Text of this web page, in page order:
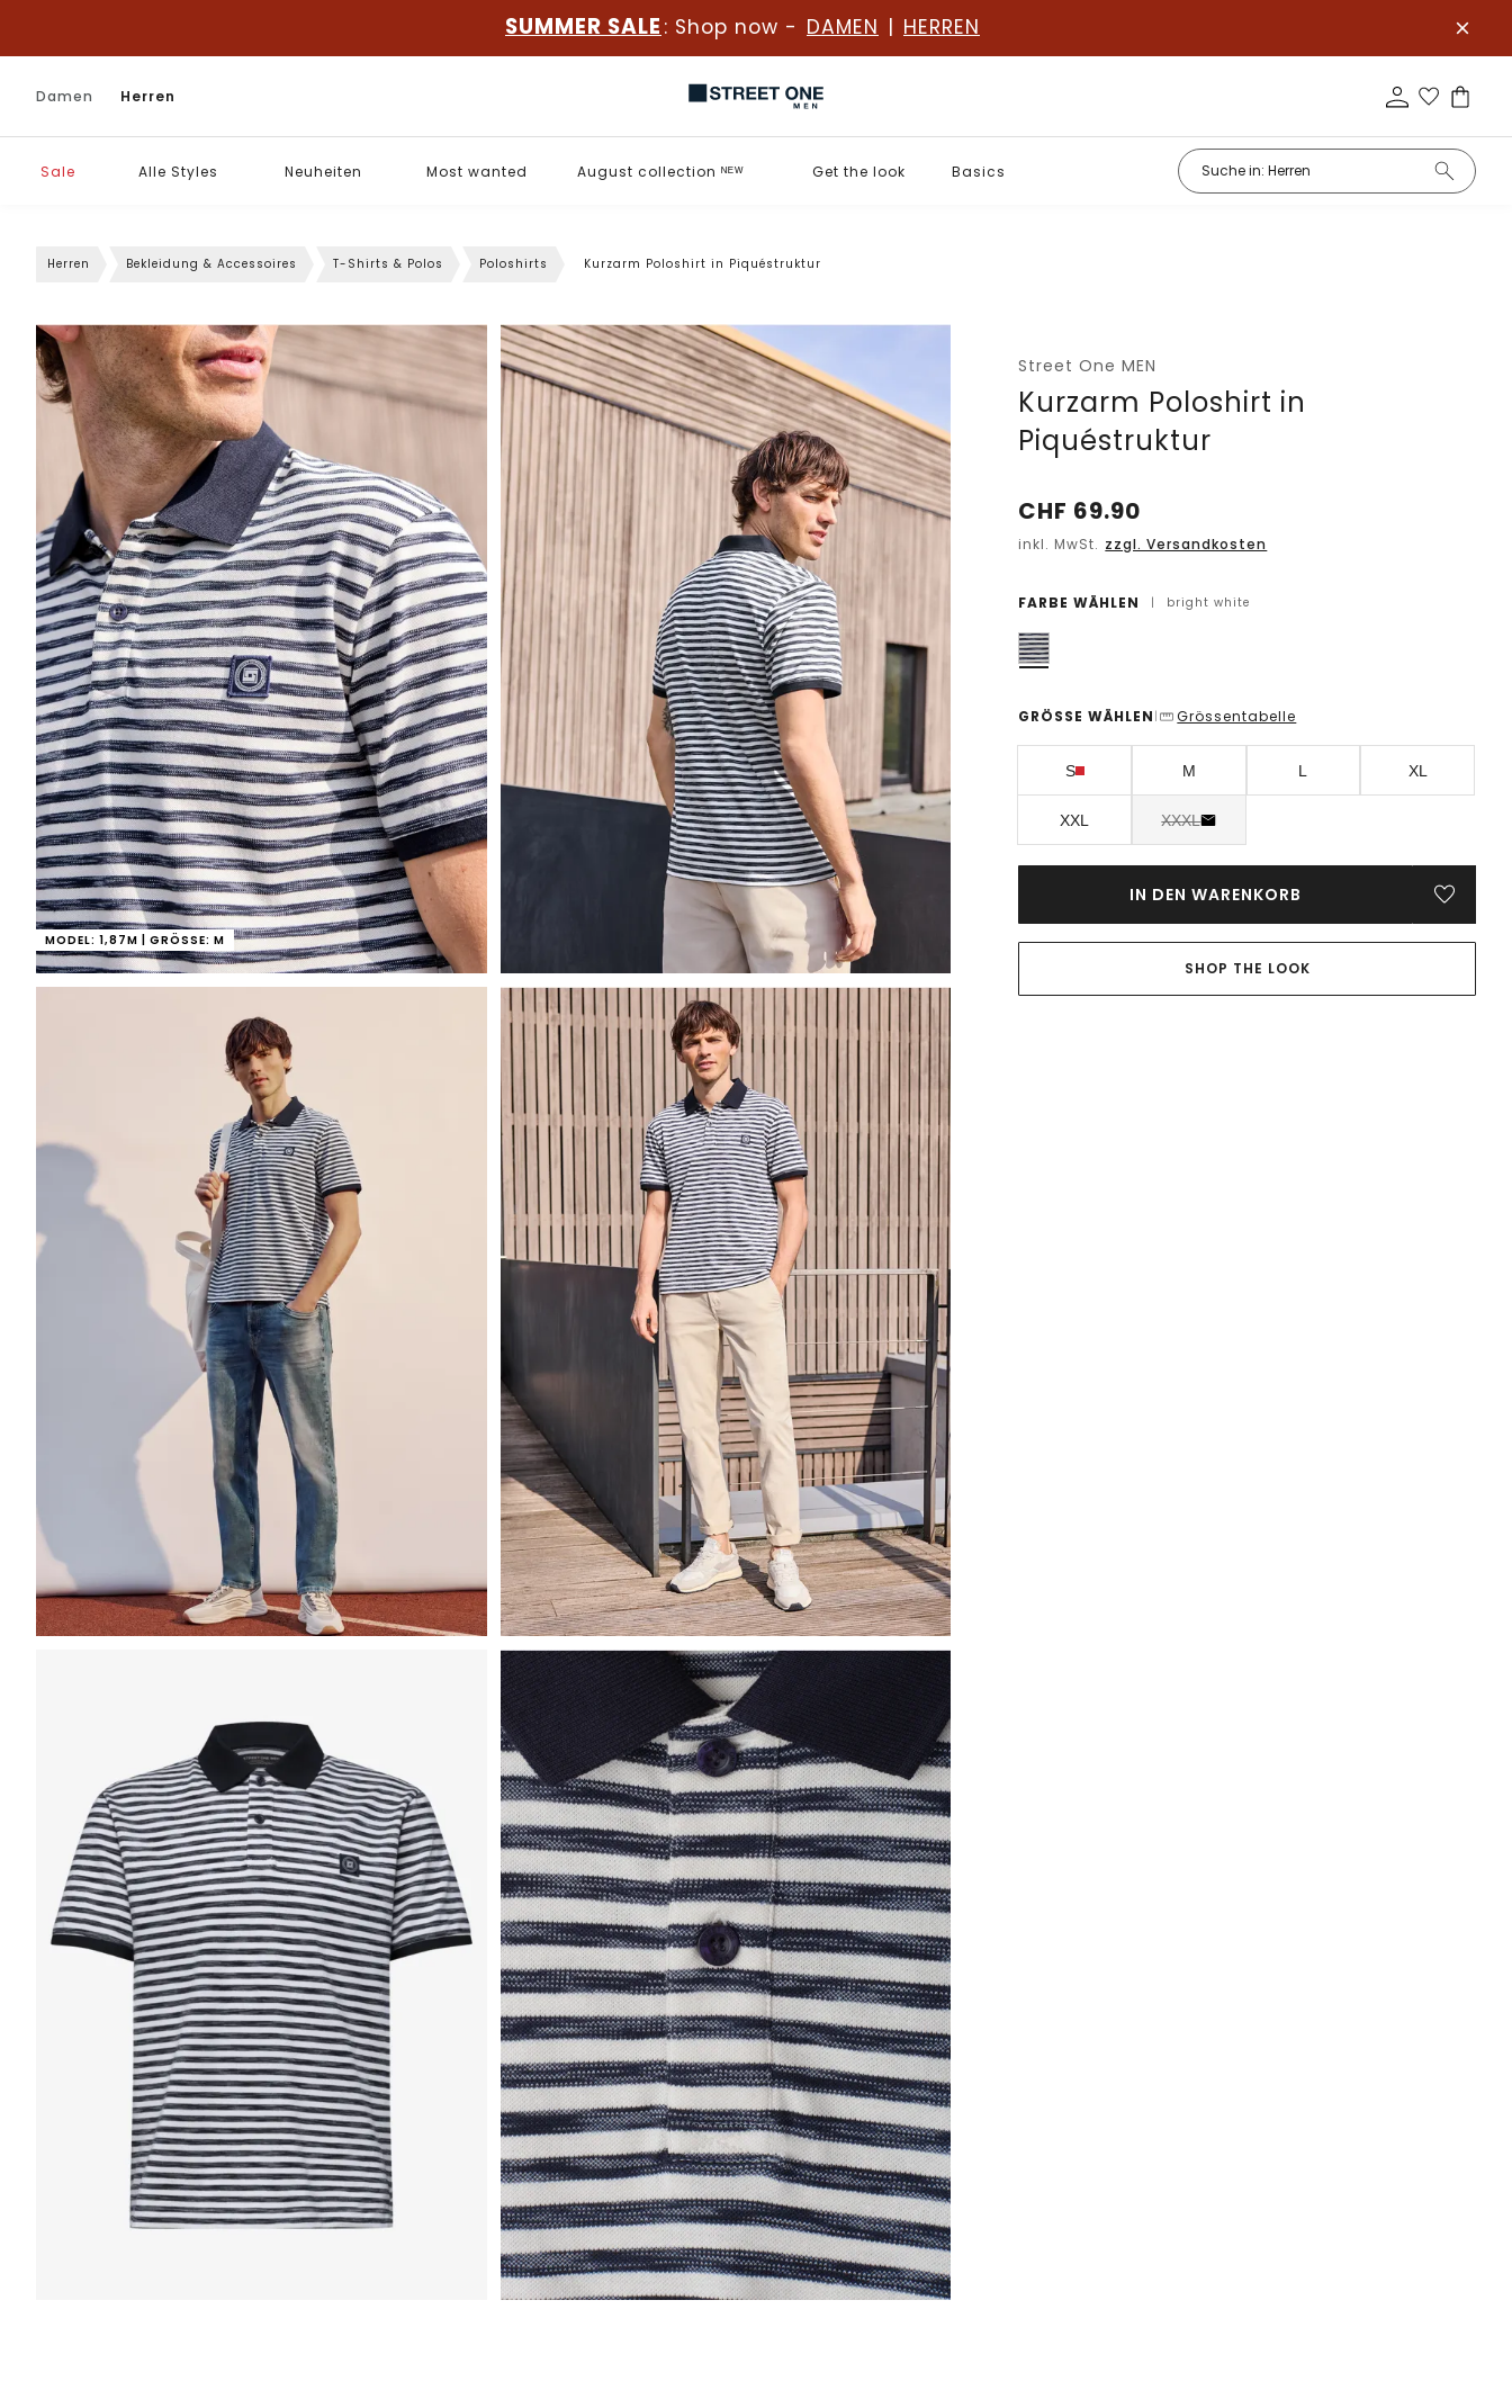
SUMMER SALE : Shop now - DAMEN | HERREN
Damen Herren
Sale Alle Styles Neuheiten Most wanted August collection ᴺᴱᵂ Get the look Basics
Herren Bekleidung & Accessoires T-Shirts & Polos Poloshirts Kurzarm Poloshirt in Piquéstruktur
MODEL: 1,87M | GRÖSSE: M
Street One MEN
Kurzarm Poloshirt in
Piquéstruktur
CHF 69.90
inkl. MwSt. zzgl. Versandkosten
FARBE WÄHLEN | bright white
GRÖSSE WÄHLEN | Grössentabelle
S M L XL
XXL XXXL
IN DEN WARENKORB
SHOP THE LOOK